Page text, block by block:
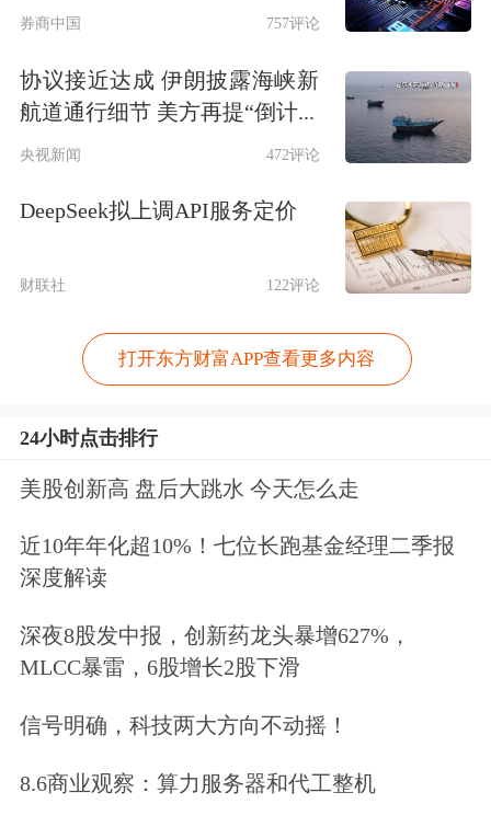
券商中国 757评论
协议接近达成 伊朗披露海峡新
航道通行细节 美方再提“倒计...
央视新闻 472评论
DeepSeek拟上调API服务定价
财联社 122评论
打开东方财富APP查看更多内容
24小时点击排行
美股创新高 盘后大跳水 今天怎么走
近10年年化超10%！七位长跑基金经理二季报
深度解读
深夜8股发中报，创新药龙头暴增627%，
MLCC暴雷，6股增长2股下滑
信号明确，科技两大方向不动摇！
8.6商业观察：算力服务器和代工整机